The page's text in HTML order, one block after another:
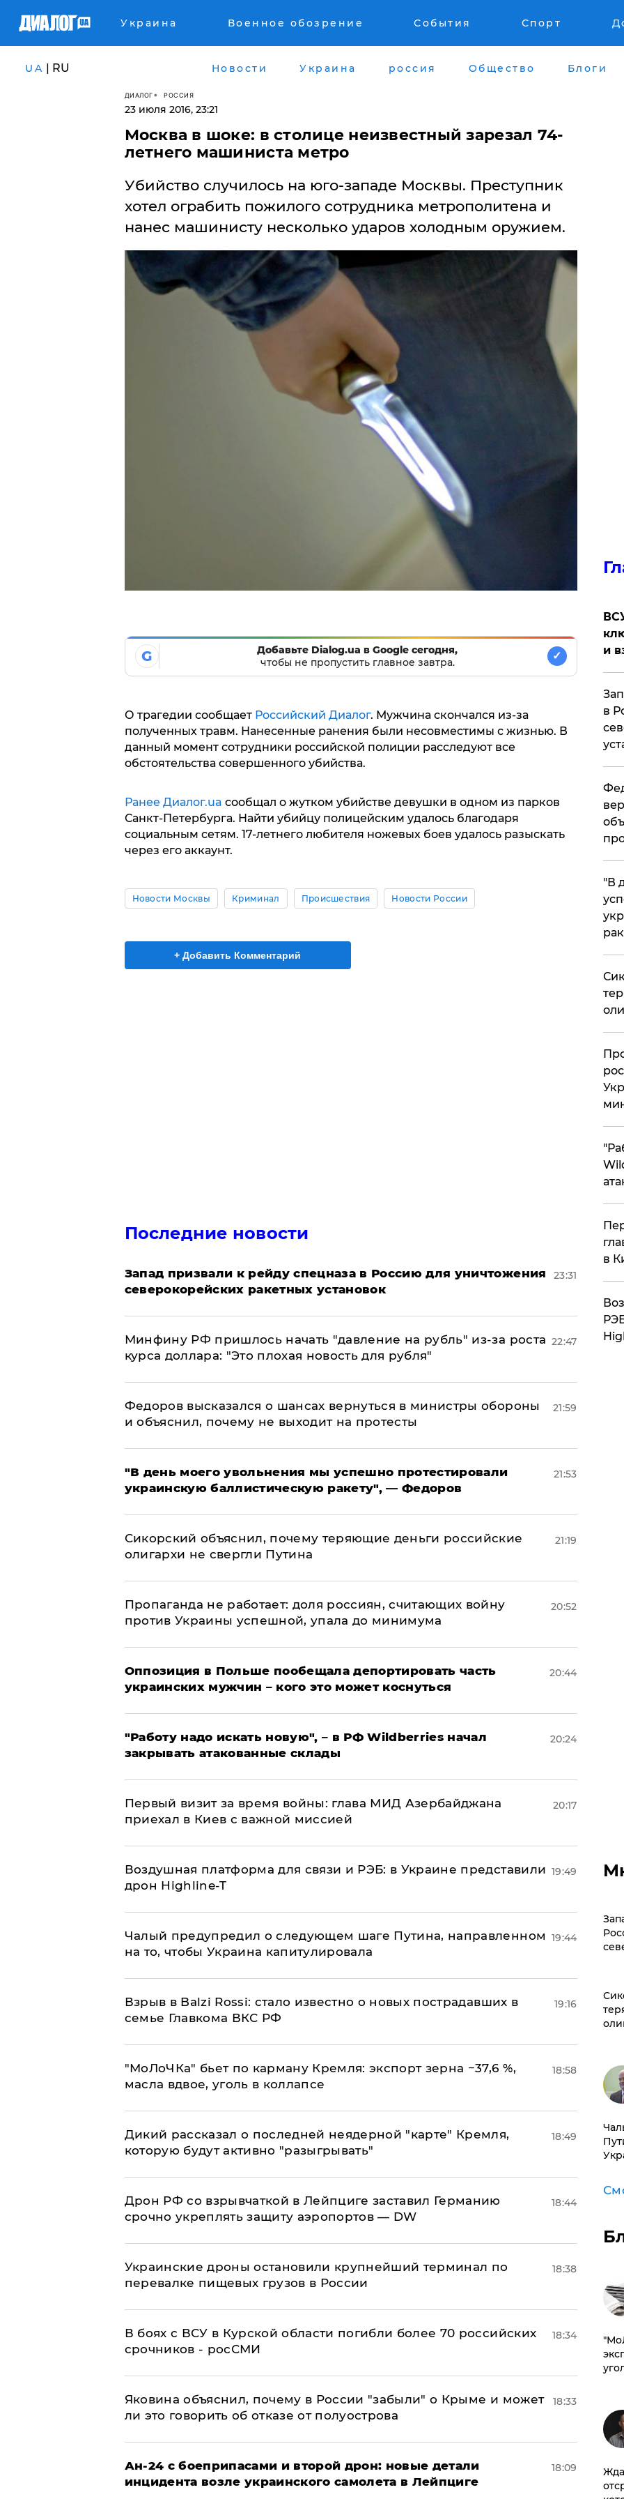
Украина Военное обозрение События Спорт
UA | RU Новости Украина россия Общество Блоги
ДИАЛОГ РОССИЯ
23 июля 2016, 23:21
Москва в шоке: в столице неизвестный зарезал 74-
летнего машиниста метро
Убийство случилось на юго-западе Москвы. Преступник
хотел ограбить пожилого сотрудника метрополитена и
нанес машинисту несколько ударов холодным оружием.
G
Добавьте Dialog.ua в Google сегодня,
чтобы не пропустить главное завтра.
✓
О трагедии сообщает Российский Диалог. Мужчина скончался из-за
полученных травм. Нанесенные ранения были несовместимы с жизнью. В
данный момент сотрудники российской полиции расследуют все
обстоятельства совершенного убийства.
Ранее Диалог.ua сообщал о жутком убийстве девушки в одном из парков
Санкт-Петербурга. Найти убийцу полицейским удалось благодаря
социальным сетям. 17-летнего любителя ножевых боев удалось разыскать
через его аккаунт.
Новости Москвы Криминал Происшествия Новости России
+ Добавить Комментарий
Последние новости
Запад призвали к рейду спецназа в Россию для уничтожения
северокорейских ракетных установок
23:31
Минфину РФ пришлось начать "давление на рубль" из-за роста
курса доллара: "Это плохая новость для рубля"
22:47
Федоров высказался о шансах вернуться в министры обороны
и объяснил, почему не выходит на протесты
21:59
​"В день моего увольнения мы успешно протестировали
украинскую баллистическую ракету", — Федоров
21:53
Сикорский объяснил, почему теряющие деньги российские
олигархи не свергли Путина
21:19
​Пропаганда не работает: доля россиян, считающих войну
против Украины успешной, упала до минимума
20:52
Оппозиция в Польше пообещала депортировать часть
украинских мужчин – кого это может коснуться
20:44
"Работу надо искать новую", – в РФ Wildberries начал
закрывать атакованные склады
20:24
Первый визит за время войны: глава МИД Азербайджана
приехал в Киев с важной миссией
20:17
Воздушная платформа для связи и РЭБ: в Украине представили
дрон Highline-T
19:49
Чалый предупредил о следующем шаге Путина, направленном
на то, чтобы Украина капитулировала
19:44
Взрыв в Balzi Rossi: стало известно о новых пострадавших в
семье Главкома ВКС РФ
19:16
​"МоЛоЧКа" бьет по карману Кремля: экспорт зерна −37,6 %,
масла вдвое, уголь в коллапсе
18:58
Дикий рассказал о последней неядерной "карте" Кремля,
которую будут активно "разыгрывать"
18:49
​Дрон РФ со взрывчаткой в Лейпциге заставил Германию
срочно укреплять защиту аэропортов — DW
18:44
Украинские дроны остановили крупнейший терминал по
перевалке пищевых грузов в России
18:38
В боях с ВСУ в Курской области погибли более 70 российских
срочников - росСМИ
18:34
Яковина объяснил, почему в России "забыли" о Крыме и может
ли это говорить об отказе от полуострова
18:33
Ан-24 с боеприпасами и второй дрон: новые детали
инцидента возле украинского самолета в Лейпциге
18:09
и
в
​"В
в